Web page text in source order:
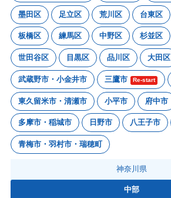
墨田区 足立区 荒川区 台東区
板橋区 練馬区 中野区 杉並区
世田谷区 目黒区 品川区 大田区
武蔵野市・小金井市 三鷹市 Re-start
東久留米市・清瀬市 小平市 府中市
多摩市・稲城市 日野市 八王子市
青梅市・羽村市・瑞穂町
神奈川県
中部